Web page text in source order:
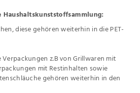
diese gehören weiterhin in die PET-
z.B von Grillwaren mit
mit Restinhalten sowie
gehören weiterhin in den